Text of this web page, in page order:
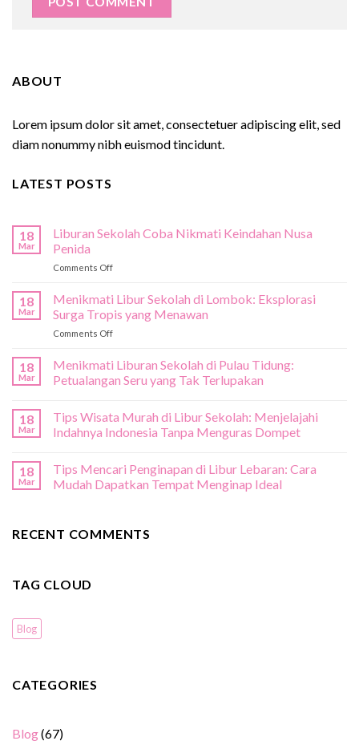
ABOUT
Lorem ipsum dolor sit amet, consectetuer adipiscing elit, sed
diam nonummy nibh euismod tincidunt.
LATEST POSTS
18
Mar
Liburan Sekolah Coba Nikmati Keindahan Nusa
Penida
Comments Offon
Sekolah
Coba
Nikmati
Keindahan
Penida
18
Mar
Menikmati Libur Sekolah di Lombok: Eksplorasi
Surga Tropis yang Menawan
Comments Offon
Libur
Sekolah
di
Eksplorasi
Surga
Menawan
18
Mar
Menikmati Liburan Sekolah di Pulau Tidung:
Petualangan Seru yang Tak Terlupakan
18
Mar
Tips Wisata Murah di Libur Sekolah: Menjelajahi
Indahnya Indonesia Tanpa Menguras Dompet
18
Mar
Tips Mencari Penginapan di Libur Lebaran: Cara
Mudah Dapatkan Tempat Menginap Ideal
RECENT COMMENTS
TAG CLOUD
Blog
CATEGORIES
Blog(67)